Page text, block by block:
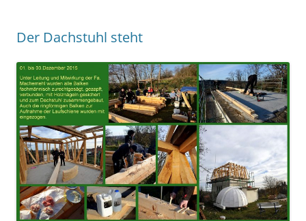
Der Dachstuhl steht